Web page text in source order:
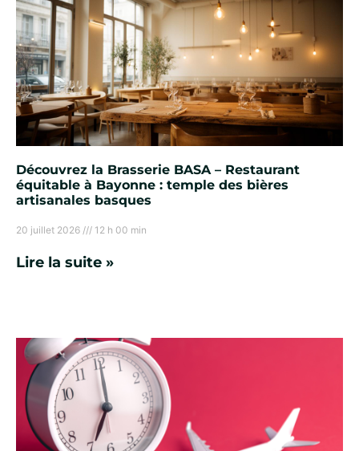
Découvrez la Brasserie BASA – Restaurant
équitable à Bayonne : temple des bières
artisanales basques
20 juillet 2026 12 h 00 min
Lire la suite »